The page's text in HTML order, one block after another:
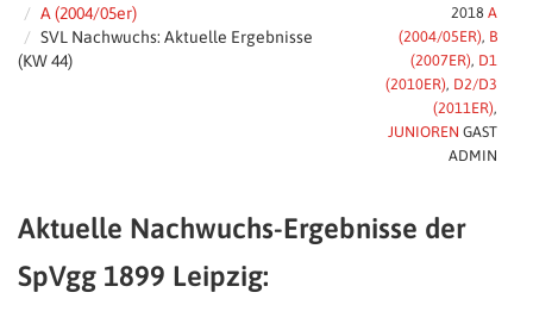
A (2004/05er)
SVL Nachwuchs: Aktuelle Ergebnisse
(KW 44)
2018 A
(2004/05ER), B
(2007ER), D1
(2010ER), D2/D3
(2011ER),
JUNIOREN GAST
ADMIN
Aktuelle Nachwuchs-Ergebnisse der
SpVgg 1899 Leipzig: